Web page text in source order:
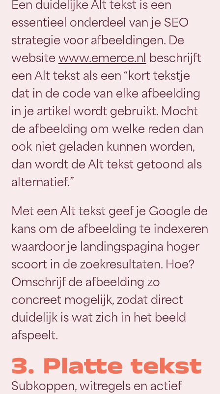
Een duidelijke Alt tekst is een
essentieel onderdeel van je SEO
strategie voor afbeeldingen. De
website www.emerce.nl beschrijft
een Alt tekst als een “kort tekstje
dat in de code van elke afbeelding
in je artikel wordt gebruikt. Mocht
de afbeelding om welke reden dan
ook niet geladen kunnen worden,
dan wordt de Alt tekst getoond als
alternatief.”
Met een Alt tekst geef je Google de
kans om de afbeelding te indexeren
waardoor je landingspagina hoger
scoort in de zoekresultaten. Hoe?
Omschrijf de afbeelding zo
concreet mogelijk, zodat direct
duidelijk is wat zich in het beeld
afspeelt.
3. Platte tekst
Subkoppen, witregels en actief